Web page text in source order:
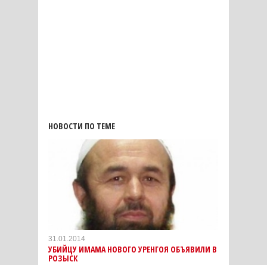
НОВОСТИ ПО ТЕМЕ
31.01.2014
УБИЙЦУ ИМАМА НОВОГО УРЕНГОЯ ОБЪЯВИЛИ В
РОЗЫСК